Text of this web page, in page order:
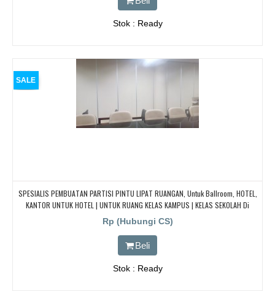
Stok : Ready
SALE
SPESIALIS PEMBUATAN PARTISI PINTU LIPAT RUANGAN, Untuk Ballroom, HOTEL,
KANTOR UNTUK HOTEL | UNTUK RUANG KELAS KAMPUS | KELAS SEKOLAH Di
BANDUNG, JAKARTA, BEKASI, TANGERANG
Rp (Hubungi CS)
Beli
Stok : Ready